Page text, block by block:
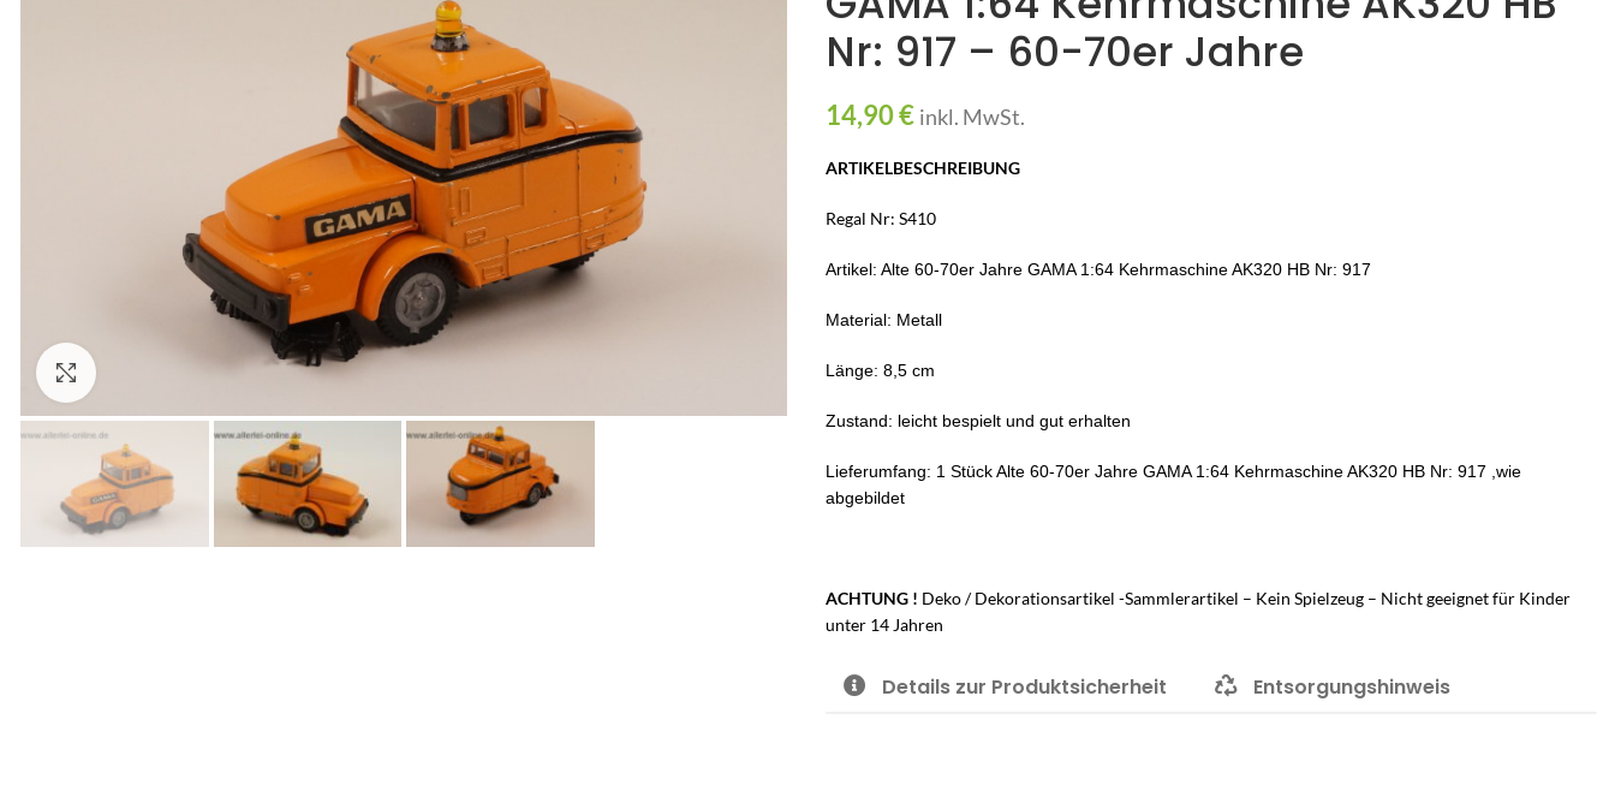
Nr: 917 – 60-70er Jahre
14,90€ inkl. MwSt.
ARTIKELBESCHREIBUNG
Regal Nr: S410
Artikel: Alte 60-70er Jahre GAMA 1:64 Kehrmaschine AK320 HB Nr: 917
Material: Metall
Länge: 8,5 cm
Zustand: leicht bespielt und gut erhalten
Lieferumfang: 1 Stück Alte 60-70er Jahre GAMA 1:64 Kehrmaschine AK320 HB Nr: 917 ,wie
abgebildet
ACHTUNG ! Deko / Dekorationsartikel -Sammlerartikel – Kein Spielzeug – Nicht geeignet für Kinder
unter 14 Jahren
Details zur Produktsicherheit Entsorgungshinweis